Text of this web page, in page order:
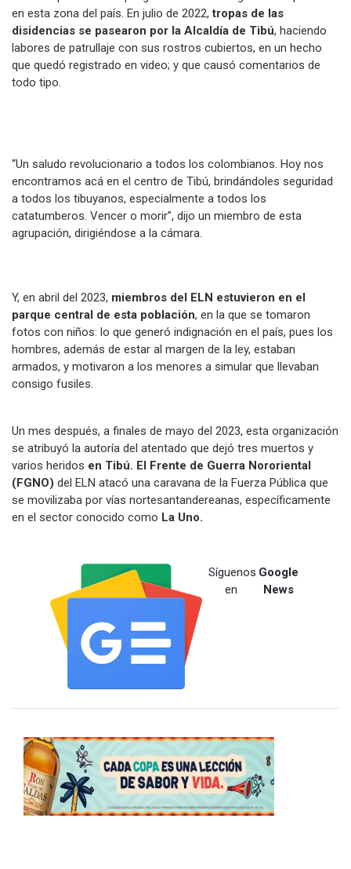
en esta zona del país. En julio de 2022, tropas de las
disidencias se pasearon por la Alcaldía de Tibú, haciendo
labores de patrullaje con sus rostros cubiertos, en un hecho
que quedó registrado en video; y que causó comentarios de
todo tipo.
“Un saludo revolucionario a todos los colombianos. Hoy nos
encontramos acá en el centro de Tibú, brindándoles seguridad
a todos los tibuyanos, especialmente a todos los
catatumberos. Vencer o morir”, dijo un miembro de esta
agrupación, dirigiéndose a la cámara.
Y, en abril del 2023, miembros del ELN estuvieron en el
parque central de esta población, en la que se tomaron
fotos con niños: lo que generó indignación en el país, pues los
hombres, además de estar al margen de la ley, estaban
armados, y motivaron a los menores a simular que llevaban
consigo fusiles.
Un mes después, a finales de mayo del 2023, esta organización
se atribuyó la autoría del atentado que dejó tres muertos y
varios heridos en Tibú. El Frente de Guerra Nororiental
(FGNO) del ELN atacó una caravana de la Fuerza Pública que
se movilizaba por vías nortesantandereanas, específicamente
en el sector conocido como La Uno.
Síguenos
en
Google
News